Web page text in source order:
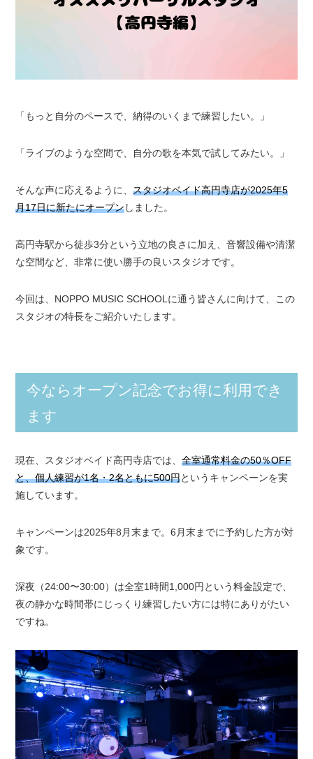
「もっと自分のペースで、納得のいくまで練習したい。」
「ライブのような空間で、自分の歌を本気で試してみたい。」
そんな声に応えるように、スタジオベイド高円寺店が2025年5
月17日に新たにオープンしました。
高円寺駅から徒歩3分という立地の良さに加え、音響設備や清潔
な空間など、非常に使い勝手の良いスタジオです。
今回は、NOPPO MUSIC SCHOOLに通う皆さんに向けて、この
スタジオの特長をご紹介いたします。
今ならオープン記念でお得に利用でき
ます
現在、スタジオベイド高円寺店では、全室通常料金の50％OFF
と、個人練習が1名・2名ともに500円というキャンペーンを実
施しています。
キャンペーンは2025年8月末まで。6月末までに予約した方が対
象です。
深夜（24:00〜30:00）は全室1時間1,000円という料金設定で、
夜の静かな時間帯にじっくり練習したい方には特にありがたい
ですね。